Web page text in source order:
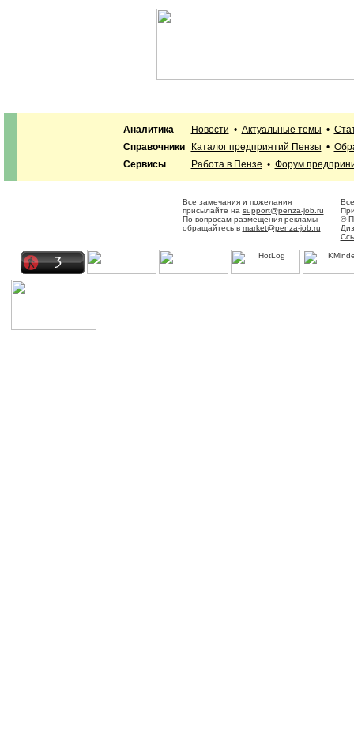
Аналитика Новости • Актуальные темы •
Справочники
Каталог предприятий Пензы •
Сервисы
Работа в Пензе • Форум
Все замечания и пожелания
присылайте на support@penza-job.ru
По вопросам размещения рекламы
обращайтесь в market@penza-job.ru
©